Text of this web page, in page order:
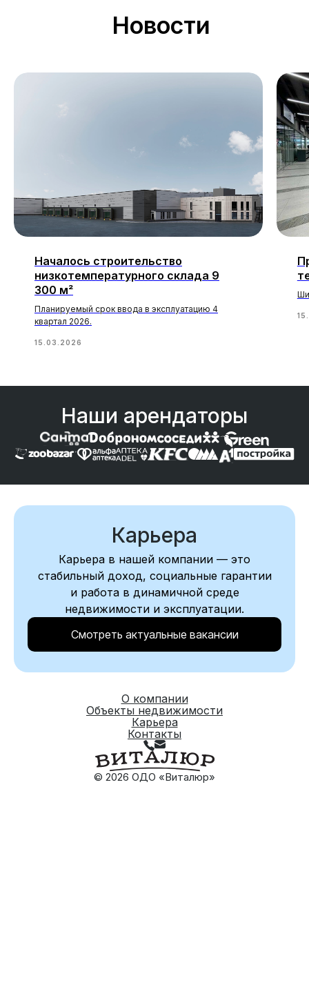
Новости
Началось строительство
низкотемпературного склада 9
300 м²
Планируемый срок ввода в эксплуатацию 4
квартал 2026.
15.03.2026
Наши арендаторы
Карьера
Карьера в нашей компании — это
стабильный доход, социальные гарантии
и работа в динамичной среде
недвижимости и эксплуатации.
Смотреть актуальные вакансии
© 2026 ОДО «Виталюр»
О компании
Объекты недвижимости
Карьера
Контакты